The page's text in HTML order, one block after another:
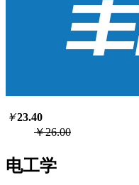
￥23.40
￥26.00
电工学